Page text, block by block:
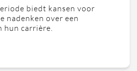
biedt kansen voor
nadenken over een
hun carrière.